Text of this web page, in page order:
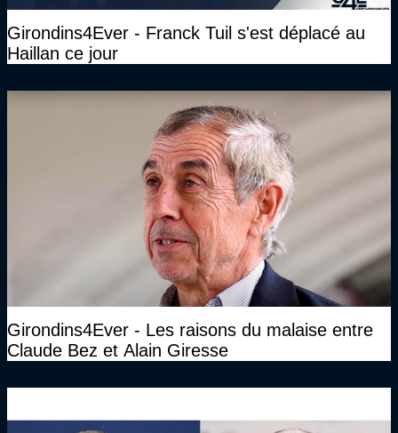
Girondins4Ever - Franck Tuil s'est déplacé au
Haillan ce jour
Girondins4Ever - Les raisons du malaise entre
Claude Bez et Alain Giresse